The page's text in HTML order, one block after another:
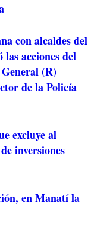
con alcaldes del
acciones del
(R)
de la Policía
excluye al
inversiones
en Manatí la